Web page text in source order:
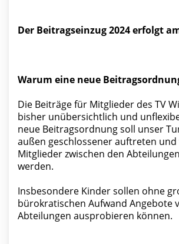
Der Beitragseinzug 2024 erfolgt
Warum eine neue
Die Beiträge für Mitglieder des TV
bisher unübersichtlich und
neue Beitragsordnung soll unser
außen geschlossener auftreten
Mitglieder zwischen den
werden.
Insbesondere Kinder sollen ohne
bürokratischen Aufwand Angebote
Abteilungen ausprobieren können.